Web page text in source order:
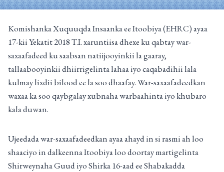
Komishanka Xuquuqda Insaanka ee Itoobiya (EHRC) ayaa
17-kii Yekatit 2018 T.I. xaruntiisa dhexe ku qabtay war-
saxaafadeed ku saabsan natiijooyinkii la gaaray,
tallaabooyinkii dhiirrigelinta lahaa iyo caqabadihii lala
kulmay lixdii bilood ee la soo dhaafay. War-saxaafadeedkan
waxaa ka soo qaybgalay xubnaha warbaahinta iyo khubaro
kala duwan.
Ujeedada war-saxaafadeedkan ayaa ahayd in si rasmi ah loo
shaaciyo in dalkeenna Itoobiya loo doortay martigelinta
Shirweynaha Guud iyo Shirka 16-aad ee Shabakadda